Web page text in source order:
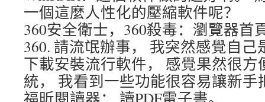
一個這麼人性化的壓縮軟件呢？
360安全衛士，360殺毒：瀏覽器首
360. 請流氓辦事， 我突然感覺自己
下載安裝流行軟件， 感覺果然很
統， 我看到一些功能很容易讓新手
福昕閱讀器： 讀PDF電子書。